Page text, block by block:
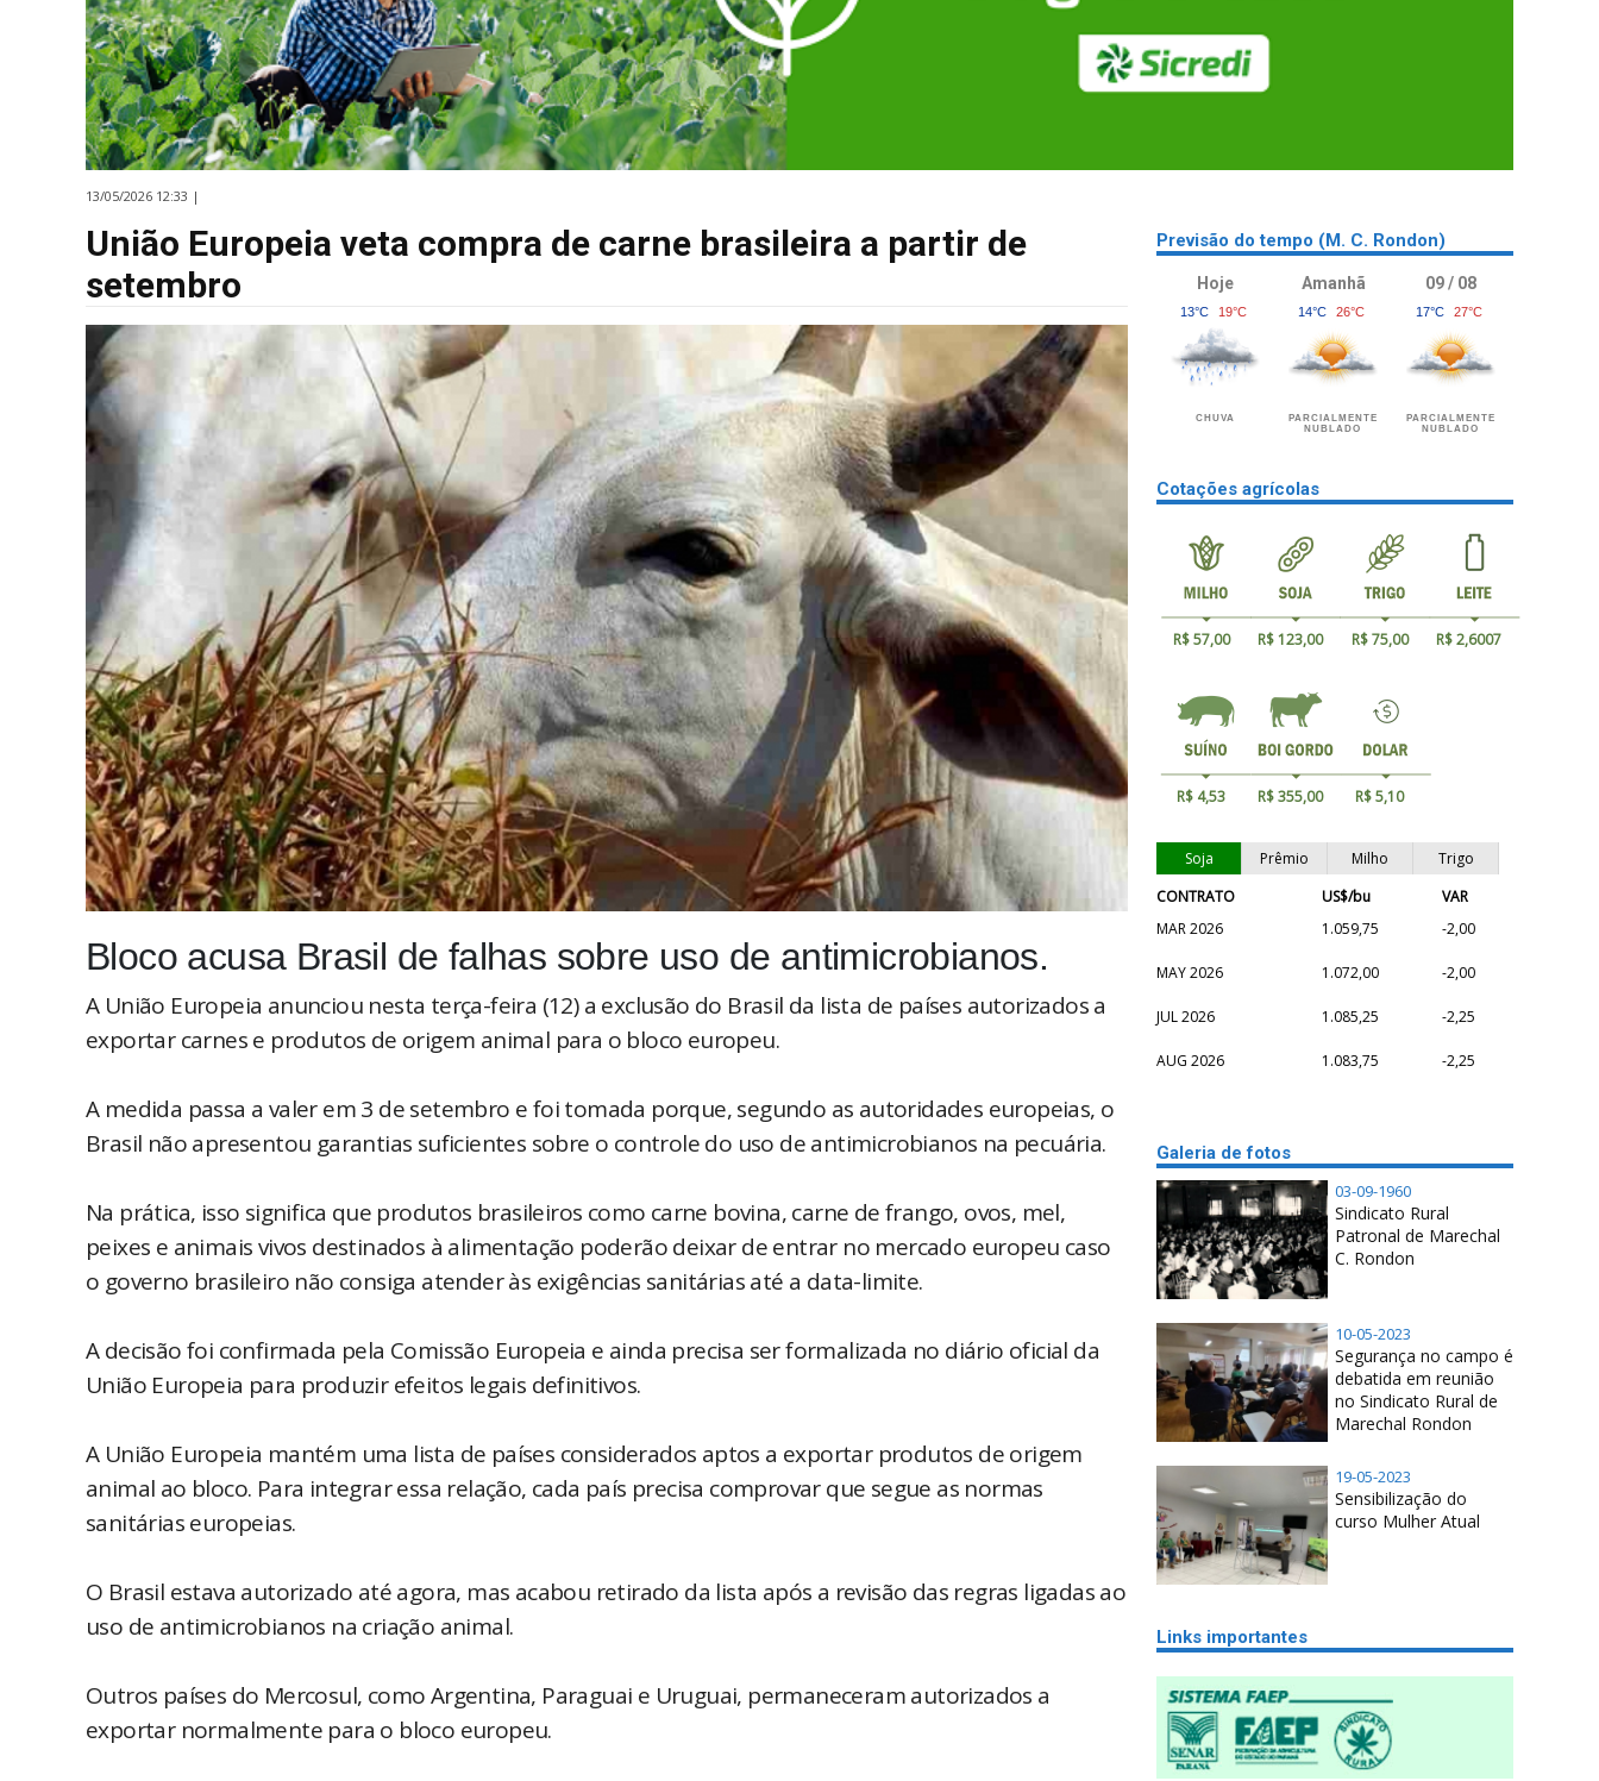
13/05/2026 12:33 |
União Europeia veta compra de carne brasileira a partir de
setembro
Bloco acusa Brasil de falhas sobre uso de antimicrobianos.
A União Europeia anunciou nesta terça-feira (12) a exclusão do Brasil da lista de países autorizados a
exportar carnes e produtos de origem animal para o bloco europeu.
A medida passa a valer em 3 de setembro e foi tomada porque, segundo as autoridades europeias, o
Brasil não apresentou garantias suficientes sobre o controle do uso de antimicrobianos na pecuária.
Na prática, isso significa que produtos brasileiros como carne bovina, carne de frango, ovos, mel,
peixes e animais vivos destinados à alimentação poderão deixar de entrar no mercado europeu caso
o governo brasileiro não consiga atender às exigências sanitárias até a data-limite.
A decisão foi confirmada pela Comissão Europeia e ainda precisa ser formalizada no diário oficial da
União Europeia para produzir efeitos legais definitivos.
A União Europeia mantém uma lista de países considerados aptos a exportar produtos de origem
animal ao bloco. Para integrar essa relação, cada país precisa comprovar que segue as normas
sanitárias europeias.
O Brasil estava autorizado até agora, mas acabou retirado da lista após a revisão das regras ligadas ao
uso de antimicrobianos na criação animal.
Outros países do Mercosul, como Argentina, Paraguai e Uruguai, permaneceram autorizados a
exportar normalmente para o bloco europeu.
Previsão do tempo (M. C. Rondon)
Hoje
13°C 19°C
CHUVA
Amanhã
14°C 26°C
PARCIALMENTE
NUBLADO
09 / 08
17°C 27°C
PARCIALMENTE
NUBLADO
Cotações agrícolas
R$ 57,00 R$ 123,00 R$ 75,00 R$ 2,6007
R$ 4,53 R$ 355,00 R$ 5,10
Soja Prêmio Milho
Trigo
CONTRATO
US$/bu
VAR
MAR 2026
1.059,75 -2,00
MAY 2026 1.072,00 -2,00
JUL 2026 1.085,25 -2,25
AUG 2026 1.083,75 -2,25
Galeria de fotos
03-09-1960
Sindicato Rural
Patronal de Marechal
C. Rondon
10-05-2023
Segurança no campo é
debatida em reunião
no Sindicato Rural de
Marechal Rondon
19-05-2023
Sensibilização do
curso Mulher Atual
Links importantes